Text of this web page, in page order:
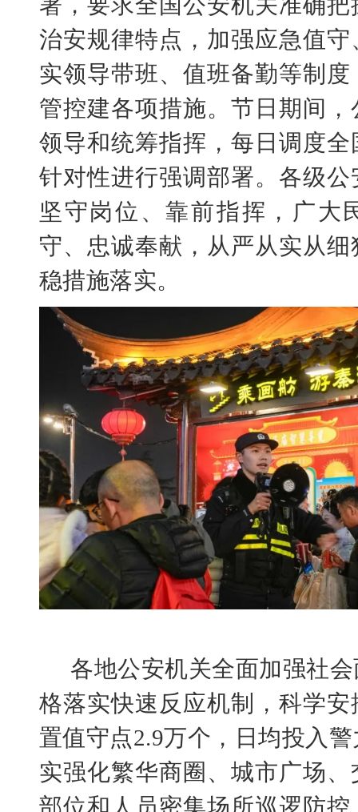
治安规律特点，加强应急值
实领导带班、值班备勤等制
管控建各项措施。节日期间
领导和统筹指挥，每日调度
针对性进行强调部署。各级
坚守岗位、靠前指挥，广大
守、忠诚奉献，从严从实从
稳措施落实。
各地公安机关全面加强社
格落实快速反应机制，科学
置值守点2.9万个，日均投入
实强化繁华商圈、城市广场
部位和人员密集场所巡逻防